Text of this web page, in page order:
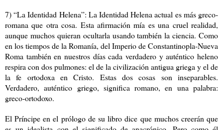
7) “La Identidad Helena”: La Identidad Helena actual es más greco-
romana que otra cosa. Esta afirmación mía es una cruel realidad,
aunque muchos quieran ocultarla usando también la ciencia. Como
en los tiempos de la Romanía, del Imperio de Constantinopla-Nueva
Roma también en nuestros días cada verdadero y auténtico heleno
respira con dos pulmones: el de la civilización antigua griega y el de
la fe ortodoxa en Cristo. Estas dos cosas son inseparables.
Verdadero, auténtico griego, significa romano, en una palabra:
greco-ortodoxo.
El Príncipe en el prólogo de su libro dice que muchos creerán que